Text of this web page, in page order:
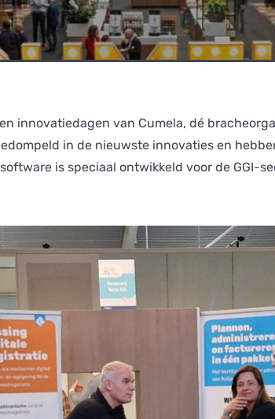
innovatiedagen van Cumela, dé
in de nieuwste innovaties en
is speciaal ontwikkeld voor de GGI-